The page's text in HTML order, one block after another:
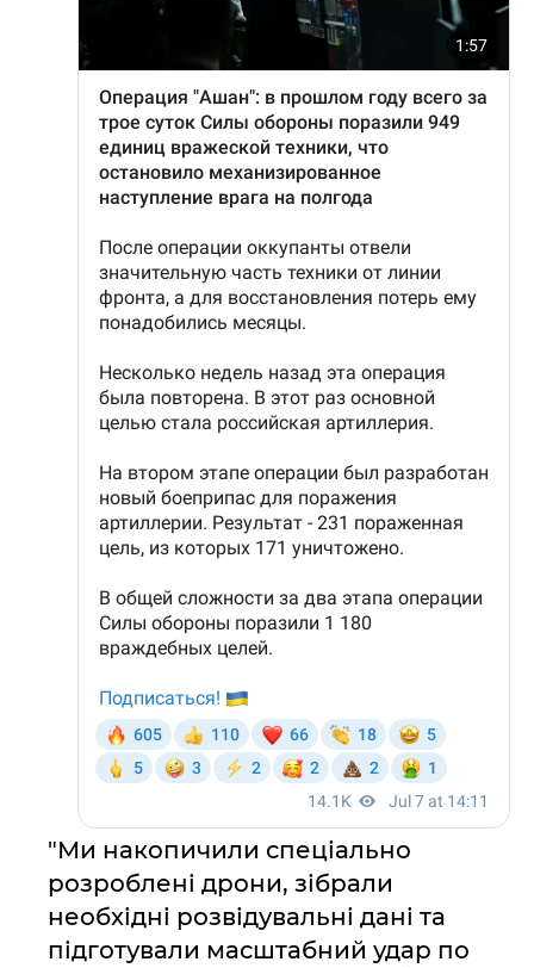
"Ми накопичили спеціально
розроблені дрони, зібрали
необхідні розвідувальні дані та
підготували масштабний удар по